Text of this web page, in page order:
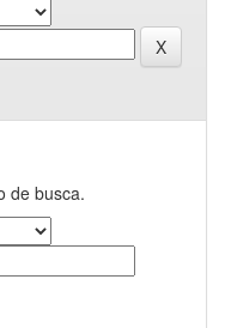
de busca.